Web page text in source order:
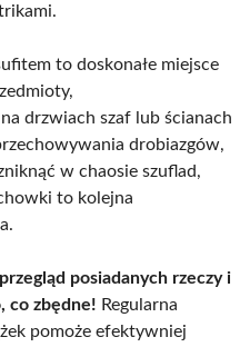
to doskonałe miejsce
drzwiach szaf lub ścianach
drobiazgów,
w chaosie szuflad,
to kolejna
posiadanych rzeczy i
co zbędne! Regularna
pomoże efektywniej